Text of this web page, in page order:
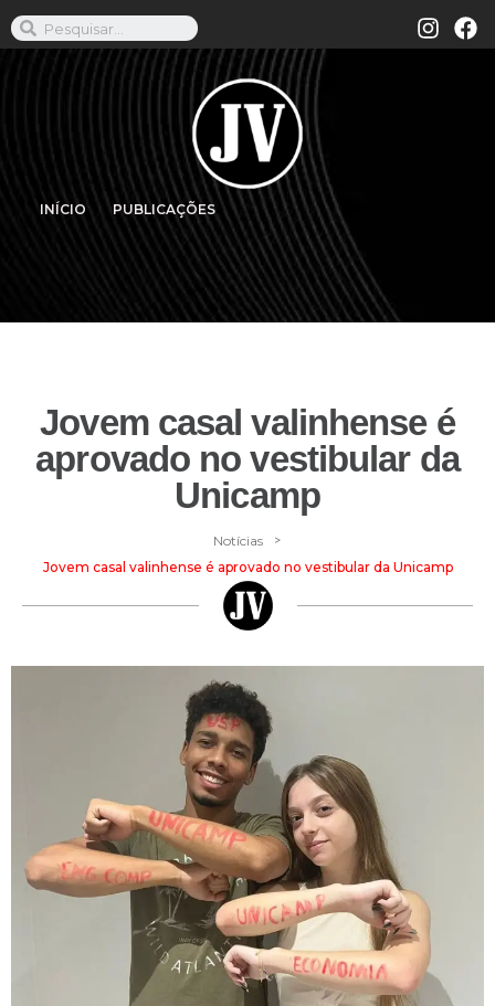
INÍCIO PUBLICAÇÕES
Jovem casal valinhense é
aprovado no vestibular da
Unicamp
Notícias >
Jovem casal valinhense é aprovado no vestibular da Unicamp